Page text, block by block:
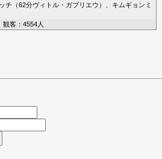
チ （62分ヴィトル・ガブリエウ ）、 キムギョンミ
観客：4554人